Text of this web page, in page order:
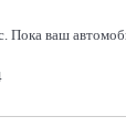
Пока ваш